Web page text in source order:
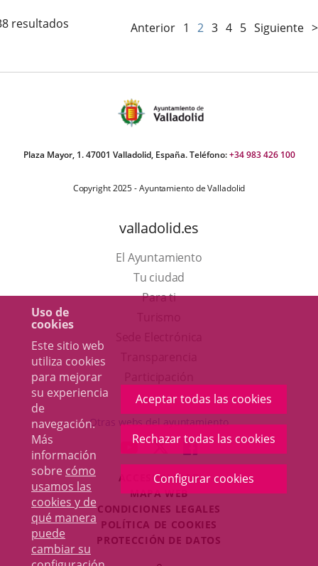
Uso de
cookies
Este sitio web
utiliza cookies
para mejorar
su experiencia
de
navegación.
Más
información
sobre cómo
usamos las
cookies y de
qué manera
puede
cambiar su
Aceptar todas las cookies
Rechazar todas las cookies
Configurar cookies
resultados Anterior 1 2 3 4 5 Siguiente
Plaza Mayor, 1. 47001 Valladolid, España. Teléfono:+34 983 426 100
Copyright 2025 - Ayuntamiento de Valladolid
valladolid.es
El Ayuntamiento
Tu ciudad
Para ti
en
una
ventana
nueva.
aplicación
externa.
Otras webs del ayuntamiento
ENLACE
A
UNA
APLICACIÓN
EXTERNA.
ENLACE
A
UNA
APLICACIÓN
EXTERNA.
ENLACE
A
UNA
EXTERNA.
ACCESIBILIDAD
MAPA WEB
CONDICIONES LEGALES
POLÍTICA DE COOKIES
PROTECCIÓN DE DATOS